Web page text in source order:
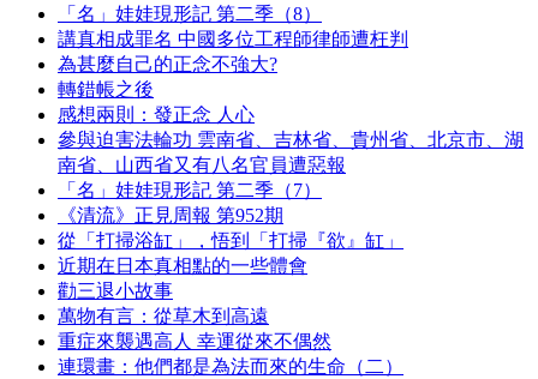
「名」娃娃現形記 第二季（8）
講真相成罪名 中國多位工程師律師遭枉判
為甚麼自己的正念不強大?
轉錯帳之後
感想兩則：發正念 人心
參與迫害法輪功 雲南省、吉林省、貴州省、北京市、湖
南省、山西省又有八名官員遭惡報
「名」娃娃現形記 第二季（7）
《清流》正見周報 第952期
從「打掃浴缸」，悟到「打掃『欲』缸」
近期在日本真相點的一些體會
勸三退小故事
萬物有言：從草木到高遠
重症來襲遇高人 幸運從來不偶然
連環畫：他們都是為法而來的生命（二）